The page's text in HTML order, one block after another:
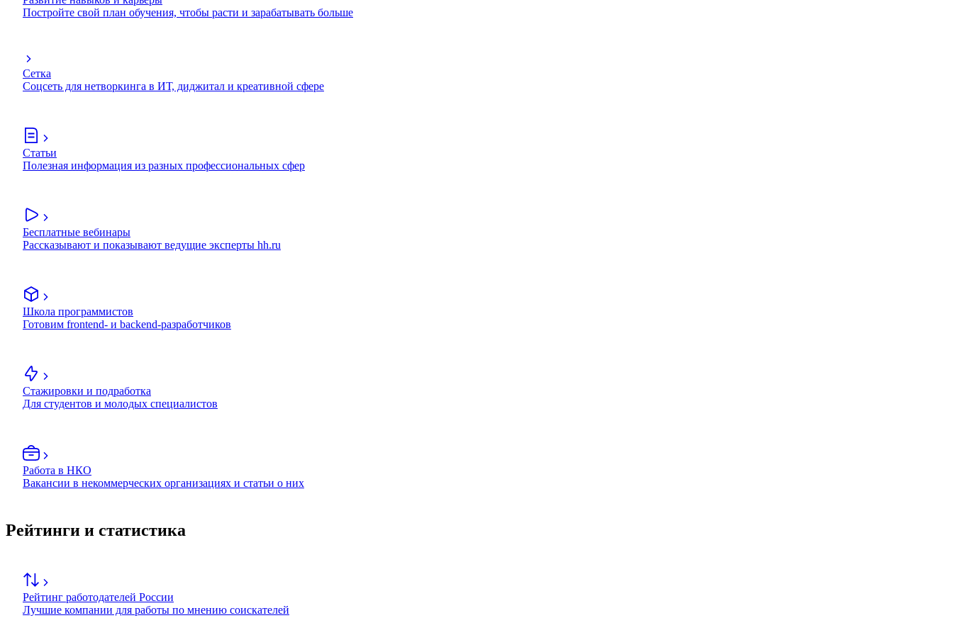
Постройте свой план обучения, чтобы расти и зарабатывать больше
Сетка
Соцсеть для нетворкинга в ИТ, диджитал и креативной сфере
Статьи
Полезная информация из разных профессиональных сфер
Бесплатные вебинары
Рассказывают и показывают ведущие эксперты hh.ru
Школа программистов
Готовим frontend- и backend-разработчиков
Стажировки и подработка
Для студентов и молодых специалистов
Работа в НКО
Вакансии в некоммерческих организациях и статьи о них
Рейтинги и статистика
Рейтинг работодателей России
Лучшие компании для работы по мнению соискателей